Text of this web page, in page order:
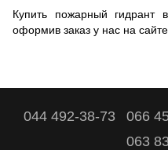
Купить пожарный
оформив заказ у нас на
044 492-38-73 066
063